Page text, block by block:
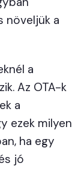
növeljük a
a
Az OTA-k
a
ezek milyen
ha egy
jó